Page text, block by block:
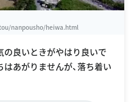
nanpousho/heiwa.html
の良いときがやはり良いで
あがりませんが、落ち着い